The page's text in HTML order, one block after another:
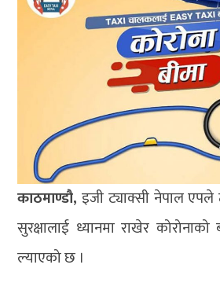
काठमाण्डौ, इजी ट्याक्सी नेपाल
सुरक्षालाई ध्यानमा राखेर कोरोनाको
ल्याएको छ ।